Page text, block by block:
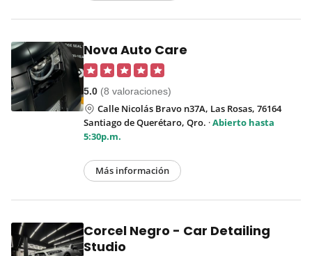
Nova Auto Care
5.0 (8 valoraciones)
Calle Nicolás Bravo n37A, Las Rosas, 76164
Santiago de Querétaro, Qro. ·Abierto hasta
5:30p.m.
Más información
Corcel Negro - Car Detailing
Studio